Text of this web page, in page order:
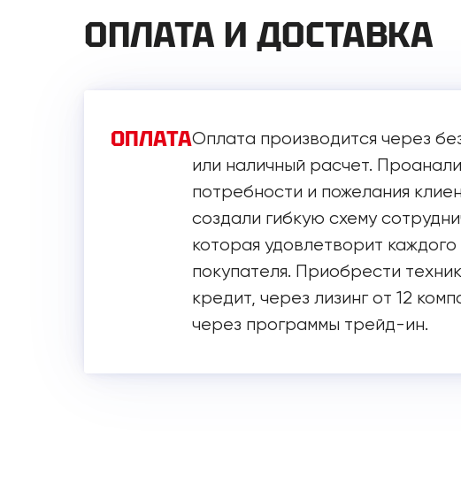
ОПЛАТА И ДОСТАВКА
ОПЛАТАОплата производится через
или наличный расчет.
потребности и пожелания
создали гибкую схему
которая удовлетворит каждого
покупателя. Приобрести
кредит, через лизинг от 12
через программы трейд-ин.